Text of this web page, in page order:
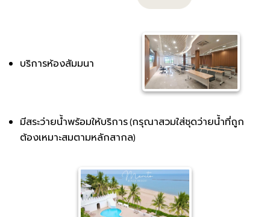
บริการห้องสัมมนา
มีสระว่ายน้ำพร้อมให้บริการ (กรุณาสวมใส่ชุดว่ายน้ำที่ถูก
ต้องเหมาะสมตามหลักสากล)